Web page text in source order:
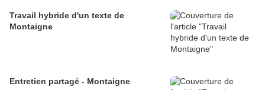
Travail hybride d'un texte de
Montaigne
Entretien partagé - Montaigne